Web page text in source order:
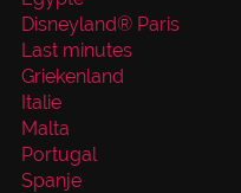
Disneyland® Paris
Last minutes
Griekenland
Italie
Malta
Portugal
Spanje